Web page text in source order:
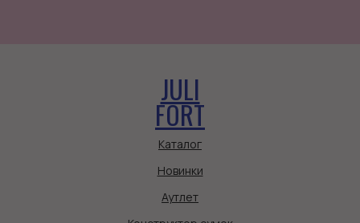
Аутлет
Новинки
Каталог
JULI
FORT